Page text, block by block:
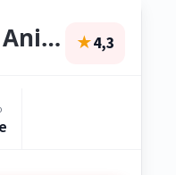
Animes Play - Animes Online ★4,3